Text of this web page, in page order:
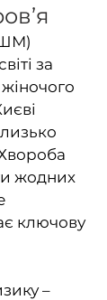
за
жодних
ключову
–